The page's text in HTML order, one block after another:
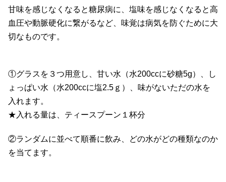
甘味を感じなくなると糖尿病に、塩味を感じなくなると高
血圧や動脈硬化に繋がるなど、味覚は病気を防ぐために大
切なものです。
①グラスを３つ用意し、甘い水（水200ccに砂糖5g）、し
ょっぱい水（水200ccに塩2.5ｇ）、味がないただの水を
入れます。
★入れる量は、ティースプーン１杯分
②ランダムに並べて順番に飲み、どの水がどの種類なのか
を当てます。